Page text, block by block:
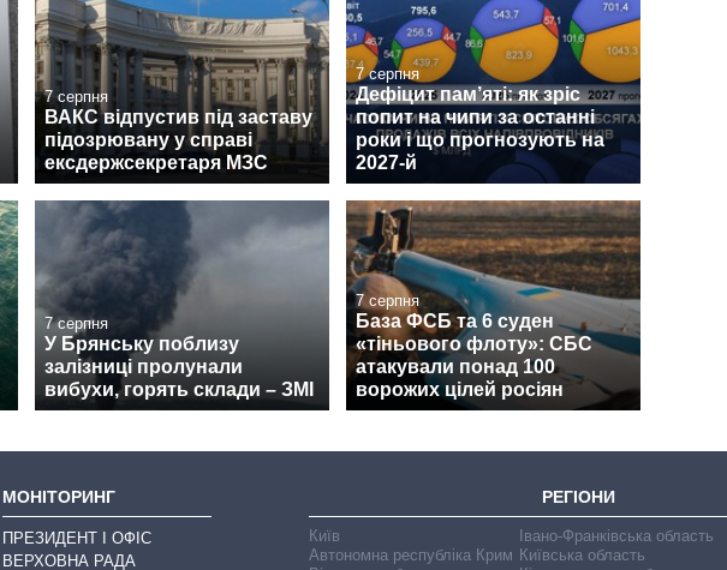
7 серпня
ВАКС відпустив під заставу
підозрювану у справі
ексдержсекретаря МЗС
7 серпня
Дефіцит пам’яті: як зріс
попит на чипи за останні
роки і що прогнозують на
2027-й
7 серпня
У Брянську поблизу
залізниці пролунали
вибухи, горять склади – ЗМІ
7 серпня
База ФСБ та 6 суден
«тіньового флоту»: СБС
атакували понад 100
ворожих цілей росіян
МОНІТОРИНГ
ПРЕЗИДЕНТ І ОФІС
ВЕРХОВНА РАДА
РЕГІОНИ
Київ
Автономна республіка Крим
Івано-Франківська область
Київська область